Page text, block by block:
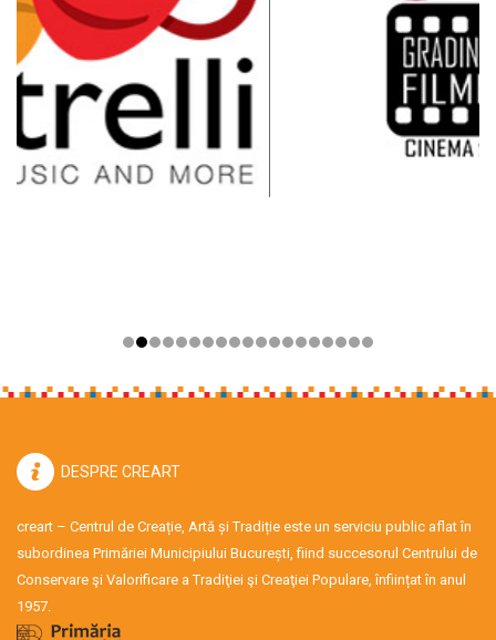
DESPRE CREART
creart – Centrul de Creație, Artă și Tradiție este un serviciu public aflat în
subordinea Primăriei Municipiului București, fiind succesorul Centrului de
Conservare şi Valorificare a Tradiţiei şi Creaţiei Populare, înființat în anul
1957.